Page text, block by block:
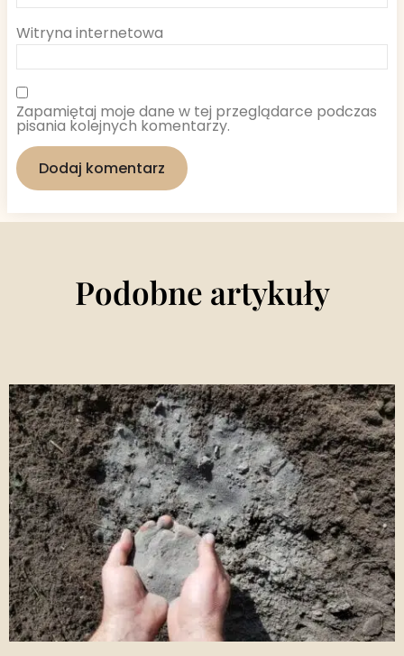
Witryna internetowa
Zapamiętaj moje dane w tej przeglądarce podczas
pisania kolejnych komentarzy.
Podobne artykuły